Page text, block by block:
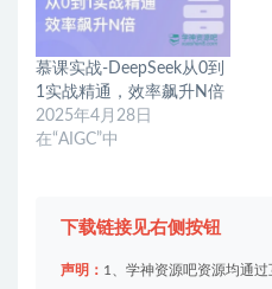
慕课实战-DeepSeek从0到
1实战精通，效率飙升N倍
2025年4月28日
在“AIGC”中
下载链接见右侧按钮
声明： 1、学神资源吧资源均通